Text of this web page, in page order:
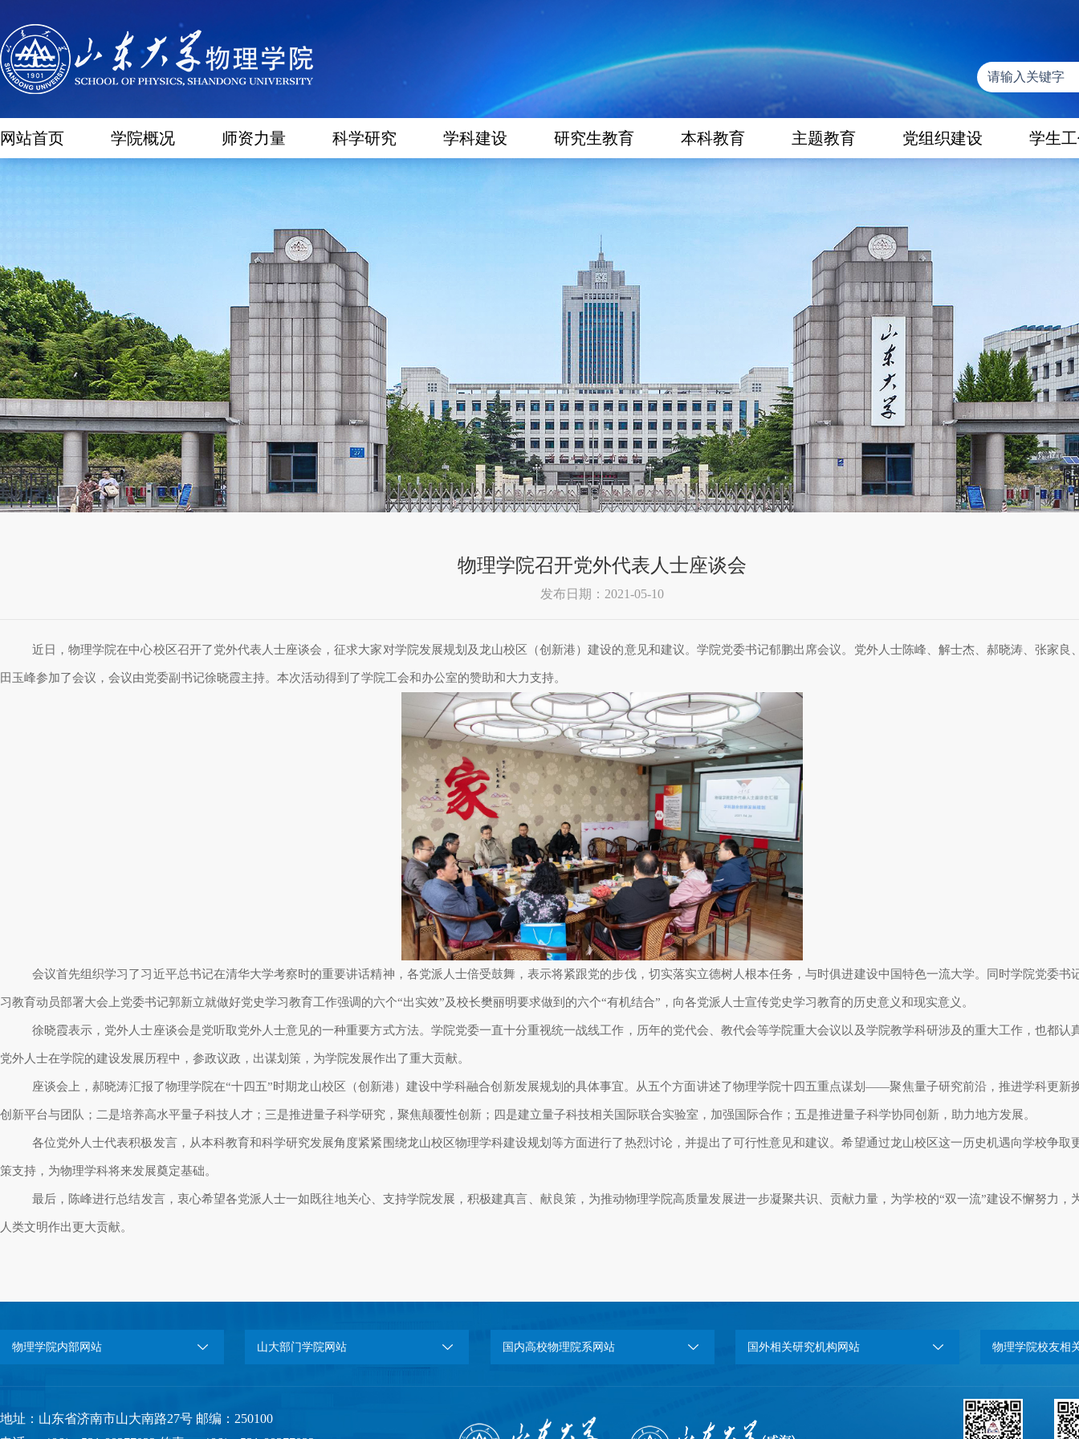
网站首页 学院概况 师资力量 科学研究 学科建设 研究生教育 本科教育 主题教育 党组织建设 学生
物理学院召开党外代表人士座谈会
发布日期：2021-05-10
近日，物理学院在中心校区召开了党外代表人士座谈会，征求大家对学院发展规划及龙山校区（创新港）建设的意见和建议。学院党委书记郁鹏出席会议。党外人士陈峰、解士杰、郝晓涛、张家良
田玉峰参加了会议，会议由党委副书记徐晓霞主持。本次活动得到了学院工会和办公室的赞助和大力支持。
会议首先组织学习了习近平总书记在清华大学考察时的重要讲话精神，各党派人士倍受鼓舞，表示将紧跟党的步伐，切实落实立德树人根本任务，与时俱进建设中国特色一流大学。同时学院党委书
习教育动员部署大会上党委书记郭新立就做好党史学习教育工作强调的六个“出实效”及校长樊丽明要求做到的六个“有机结合”，向各党派人士宣传党史学习教育的历史意义和现实意义。
徐晓霞表示，党外人士座谈会是党听取党外人士意见的一种重要方式方法。学院党委一直十分重视统一战线工作，历年的党代会、教代会等学院重大会议以及学院教学科研涉及的重大工作，也都认
党外人士在学院的建设发展历程中，参政议政，出谋划策，为学院发展作出了重大贡献。
座谈会上，郝晓涛汇报了物理学院在“十四五”时期龙山校区（创新港）建设中学科融合创新发展规划的具体事宜。从五个方面讲述了物理学院十四五重点谋划——聚焦量子研究前沿，推进学科更新
创新平台与团队；二是培养高水平量子科技人才；三是推进量子科学研究，聚焦颠覆性创新；四是建立量子科技相关国际联合实验室，加强国际合作；五是推进量子科学协同创新，助力地方发展。
各位党外人士代表积极发言，从本科教育和科学研究发展角度紧紧围绕龙山校区物理学科建设规划等方面进行了热烈讨论，并提出了可行性意见和建议。希望通过龙山校区这一历史机遇向学校争取
策支持，为物理学科将来发展奠定基础。
最后，陈峰进行总结发言，衷心希望各党派人士一如既往地关心、支持学院发展，积极建真言、献良策，为推动物理学院高质量发展进一步凝聚共识、贡献力量，为学校的“双一流”建设不懈努力，
人类文明作出更大贡献。
物理学院内部网站 山大部门学院网站 国内高校物理院系网站 国外相关研究机构网站 物理学院校友相
地址：山东省济南市山大南路27号 邮编：250100